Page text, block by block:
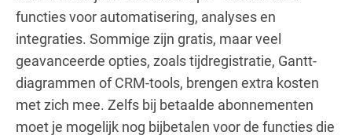
functies voor automatisering, analyses en
integraties. Sommige zijn gratis, maar veel
geavanceerde opties, zoals tijdregistratie, Gantt-
diagrammen of CRM-tools, brengen extra kosten
met zich mee. Zelfs bij betaalde abonnementen
moet je mogelijk nog bijbetalen voor de functies die